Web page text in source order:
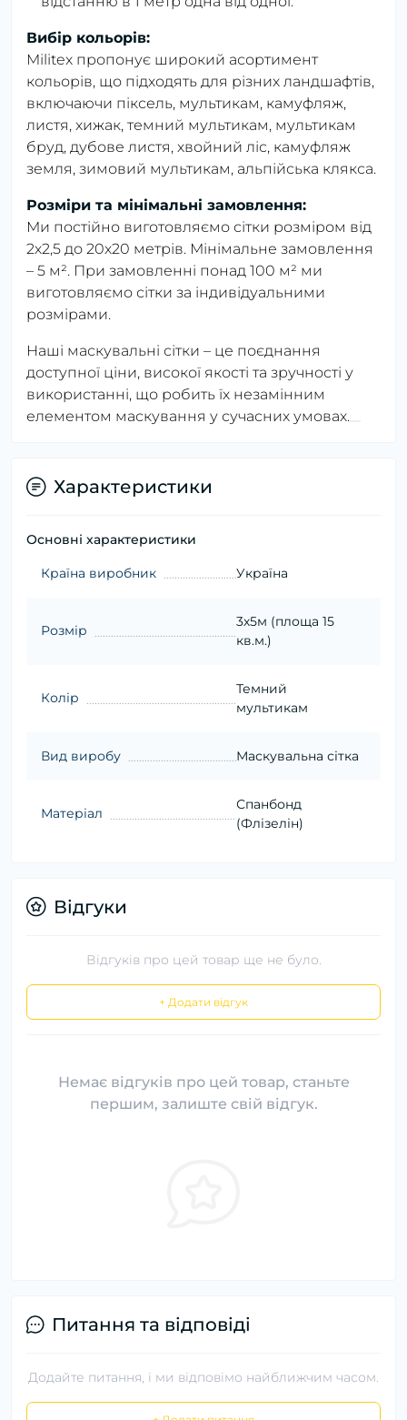
Вибір кольорів:
Militex пропонує широкий асортимент
кольорів, що підходять для різних ландшафтів,
включаючи піксель, мультикам, камуфляж,
листя, хижак, темний мультикам, мультикам
бруд, дубове листя, хвойний ліс, камуфляж
земля, зимовий мультикам, альпійська клякса.
Розміри та мінімальні замовлення:
Ми постійно виготовляємо сітки розміром від
2х2,5 до 20х20 метрів. Мінімальне замовлення
– 5 м². При замовленні понад 100 м² ми
виготовляємо сітки за індивідуальними
розмірами.
Наші маскувальні сітки – це поєднання
доступної ціни, високої якості та зручності у
використанні, що робить їх незамінним
елементом маскування у сучасних умовах.
Характеристики
Основні характеристики
Країна виробник Україна
Розмір
3х5м (площа 15
кв.м.)
Колір
Темний
мультикам
Вид виробу Маскувальна сітка
Матеріал
Спанбонд
(Флізелін)
Відгуки
Відгуків про цей товар ще не було.
+ Додати відгук
Немає відгуків про цей товар, станьте
першим, залиште свій відгук.
Питання та відповіді
Додайте питання, і ми відповімо найближчим часом.